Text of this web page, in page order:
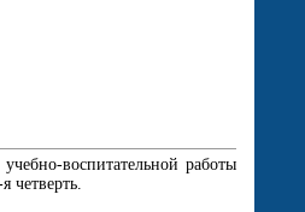
воспитательной работы
четверть.